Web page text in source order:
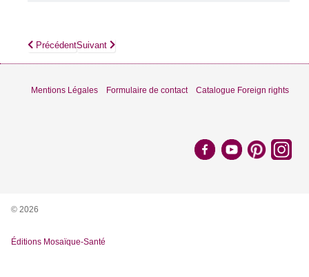
Article précédent : Mon manuel de magnétiseur
PrécédentArticle suivant : Mon manuel de lithothérapie
Suivant
Mentions Légales Formulaire de contact Catalogue Foreign rights
© 2026
Éditions Mosaïque-Santé